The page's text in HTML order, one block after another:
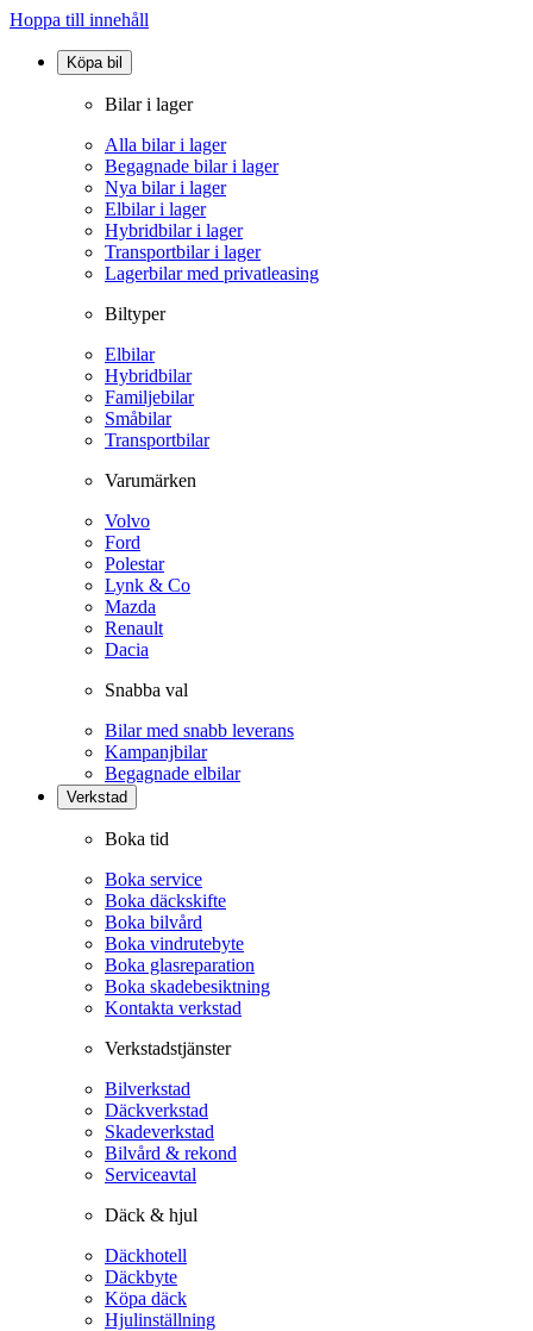
Hoppa till innehåll
Köpa bil
Bilar i lager
Alla bilar i lager
Begagnade bilar i lager
Nya bilar i lager
Elbilar i lager
Hybridbilar i lager
Transportbilar i lager
Lagerbilar med privatleasing
Biltyper
Elbilar
Hybridbilar
Familjebilar
Småbilar
Transportbilar
Varumärken
Volvo
Ford
Polestar
Lynk & Co
Mazda
Renault
Dacia
Snabba val
Bilar med snabb leverans
Kampanjbilar
Begagnade elbilar
Verkstad
Boka tid
Boka service
Boka däckskifte
Boka bilvård
Boka vindrutebyte
Boka glasreparation
Boka skadebesiktning
Kontakta verkstad
Verkstadstjänster
Bilverkstad
Däckverkstad
Skadeverkstad
Bilvård & rekond
Serviceavtal
Däck & hjul
Däckhotell
Däckbyte
Köpa däck
Hjulinställning